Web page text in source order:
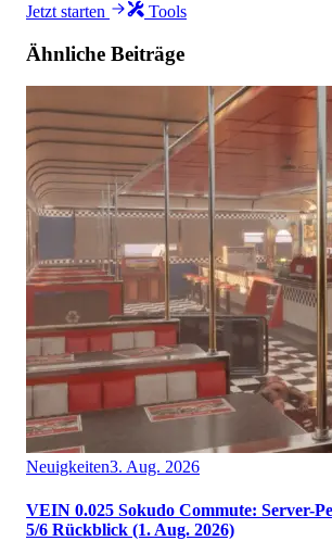
Jetzt starten Tools
Ähnliche Beiträge
Neuigkeiten3. Aug. 2026
VEIN 0.025 Sokudo Commute: Server-
5/6 Rückblick (1. Aug. 2026)